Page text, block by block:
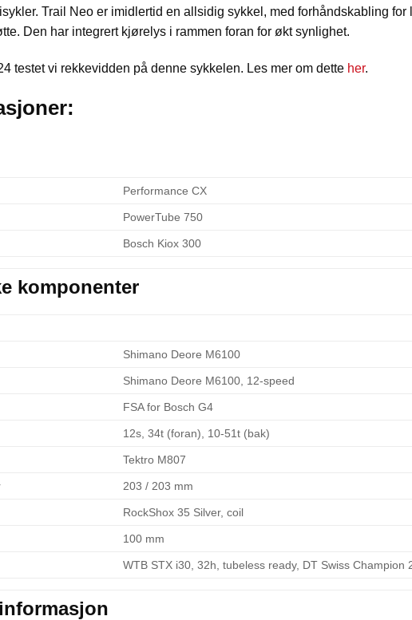
Trail Neo er imidlertid en allsidig sykkel, med forhåndskabling for
Den har integrert kjørelys i rammen foran for økt synlighet.
testet vi rekkevidden på denne sykkelen. Les mer om dette her.
Performance CX
PowerTube 750
Bosch Kiox 300
komponenter
Shimano Deore M6100
Shimano Deore M6100, 12-speed
FSA for Bosch G4
12s, 34t (foran), 10-51t (bak)
Tektro M807
203 / 203 mm
RockShox 35 Silver, coil
100 mm
WTB STX i30, 32h, tubeless ready, DT Swiss Champion